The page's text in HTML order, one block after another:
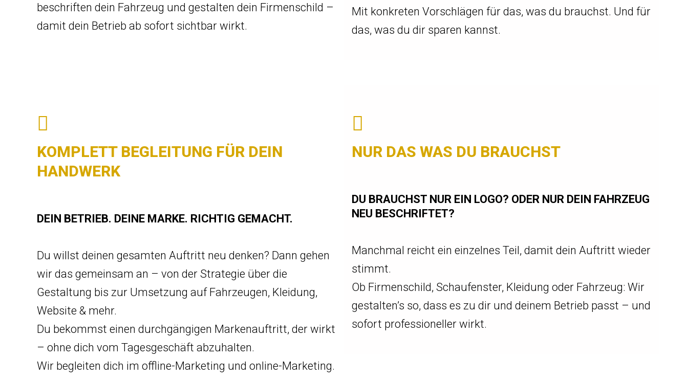
beschriften dein Fahrzeug und gestalten dein Firmenschild –
damit dein Betrieb ab sofort sichtbar wirkt.
Mit konkreten Vorschlägen für das, was du brauchst. Und für
das, was du dir sparen kannst.
KOMPLETT BEGLEITUNG FÜR DEIN
HANDWERK
DEIN BETRIEB. DEINE MARKE. RICHTIG GEMACHT.
Du willst deinen gesamten Auftritt neu denken? Dann gehen
wir das gemeinsam an – von der Strategie über die
Gestaltung bis zur Umsetzung auf Fahrzeugen, Kleidung,
Website & mehr.
Du bekommst einen durchgängigen Markenauftritt, der wirkt
– ohne dich vom Tagesgeschäft abzuhalten.
Wir begleiten dich im offline-Marketing und online-Marketing.
NUR DAS WAS DU BRAUCHST
DU BRAUCHST NUR EIN LOGO? ODER NUR DEIN FAHRZEUG
NEU BESCHRIFTET?
Manchmal reicht ein einzelnes Teil, damit dein Auftritt wieder
stimmt.
Ob Firmenschild, Schaufenster, Kleidung oder Fahrzeug: Wir
gestalten’s so, dass es zu dir und deinem Betrieb passt – und
sofort professioneller wirkt.